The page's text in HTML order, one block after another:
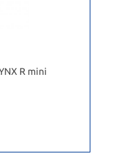
R mini